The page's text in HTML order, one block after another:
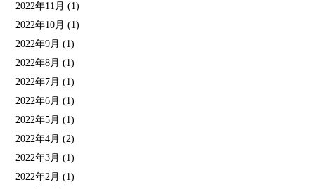
2022年11月 (1)
2022年10月 (1)
2022年9月 (1)
2022年8月 (1)
2022年7月 (1)
2022年6月 (1)
2022年5月 (1)
2022年4月 (2)
2022年3月 (1)
2022年2月 (1)